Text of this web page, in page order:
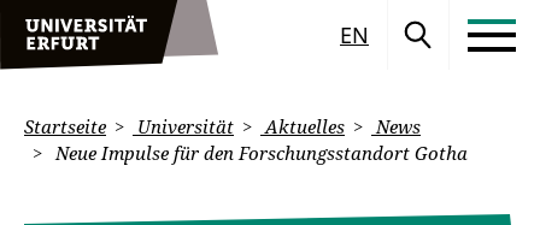
EN
Startseite Universität Aktuelles
News
Neue Impulse für den Forschungsstandort Gotha